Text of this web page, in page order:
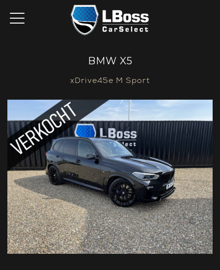
BMW X5
xDrive45e M Sport